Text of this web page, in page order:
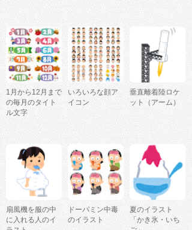
1月から12月まで
の毎月のタイト
ル文字
いろいろな顔ア
イコン
垂直離着陸ロケ
ット（アーム）
扇風機を服の中
に入れる人のイ
ドーパミン中毒
のイラスト
夏のイラスト
「かき氷・いち